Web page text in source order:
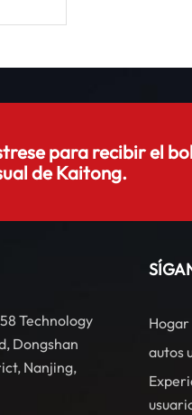
para recibir el
de Kaitong.
Technology
Dongshan
Nanjing,
Hogar
autos